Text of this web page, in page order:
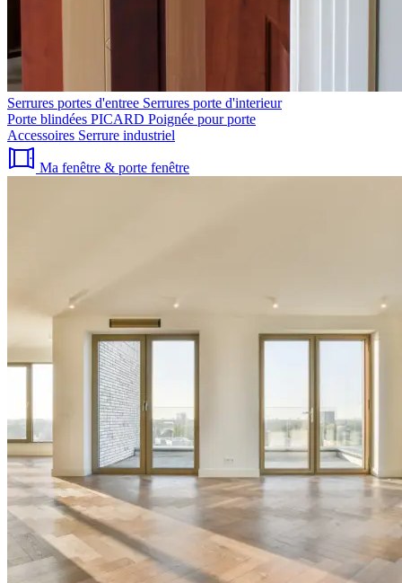
Serrures portes d'entree Serrures porte d'interieur
Porte blindées PICARD Poignée pour porte
Accessoires Serrure industriel
Ma fenêtre & porte fenêtre